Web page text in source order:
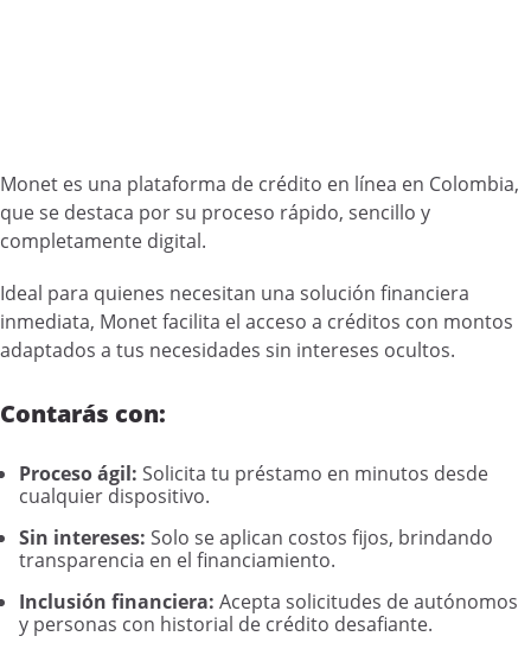
Monet es una plataforma de crédito en línea en Colombia,
que se destaca por su proceso rápido, sencillo y
completamente digital.
Ideal para quienes necesitan una solución financiera
inmediata, Monet facilita el acceso a créditos con montos
adaptados a tus necesidades sin intereses ocultos.
Contarás con:
Proceso ágil: Solicita tu préstamo en minutos desde
cualquier dispositivo.
Sin intereses: Solo se aplican costos fijos, brindando
transparencia en el financiamiento.
Inclusión financiera: Acepta solicitudes de autónomos
y personas con historial de crédito desafiante.